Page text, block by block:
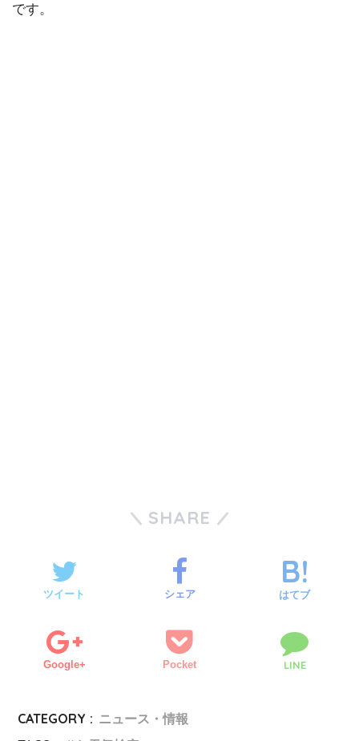
です。
SHARE
ツイート シェア はてブ
Google+ Pocket LINE
CATEGORY : ニュース・情報